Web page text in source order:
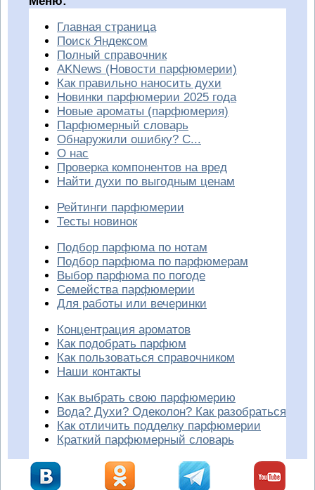
Главная страница
Поиск Яндексом
Полный справочник
AKNews (Новости парфюмерии)
Как правильно наносить духи
Новинки парфюмерии 2025 года
Новые ароматы (парфюмерия)
Парфюмерный словарь
Обнаружили ошибку? С...
О нас
Проверка компонентов на вред
Найти духи по выгодным ценам
Рейтинги парфюмерии
Тесты новинок
Подбор парфюма по нотам
Подбор парфюма по парфюмерам
Выбор парфюма по погоде
Семейства парфюмерии
Для работы или вечеринки
Концентрация ароматов
Как подобрать парфюм
Как пользоваться справочником
Наши контакты
Как выбрать свою парфюмерию
Вода? Духи? Одеколон? Как разобраться
Как отличить подделку парфюмерии
Краткий парфюмерный словарь